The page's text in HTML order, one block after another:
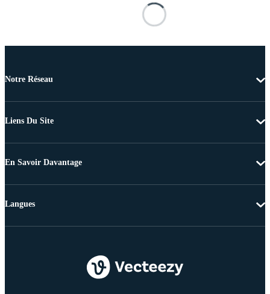
Notre Réseau
Liens Du Site
En Savoir Davantage
Langues